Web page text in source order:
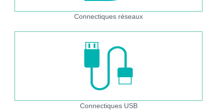
Connectiques réseaux
Connectiques USB